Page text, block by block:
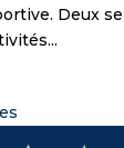
Deux